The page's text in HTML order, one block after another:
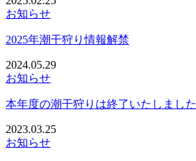
お知らせ
2025年潮干狩り情報解禁
2024.05.29
お知らせ
本年度の潮干狩りは終了いたしました
2023.03.25
お知らせ